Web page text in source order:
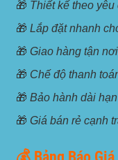
🎁 Thiết kế theo
🎁 Lắp đặt nhanh
🎁 Giao hàng tận nơi
🎁 Chế độ thanh
🎁 Bảo hành dài
🎁 Giá bán rẻ cạnh